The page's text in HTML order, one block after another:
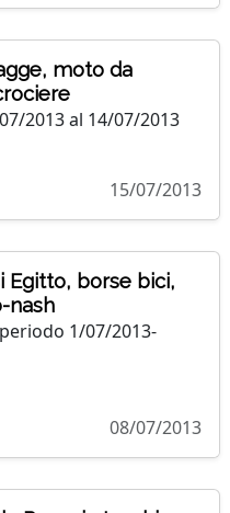
moto da
2013 al 14/07/2013
15/07/2013
Egitto, borse bici,
nash
1/07/2013-
08/07/2013